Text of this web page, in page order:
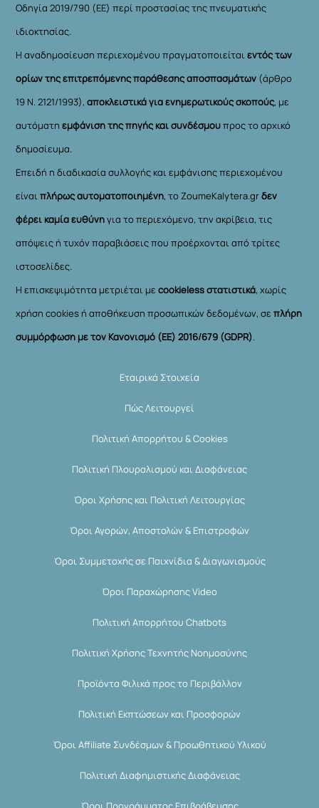
Οδηγία 2019/790 (ΕΕ) περί προστασίας της πνευματικής
ιδιοκτησίας.
Η αναδημοσίευση περιεχομένου πραγματοποιείταιεντός των
ορίων της επιτρεπόμενης παράθεσης αποσπασμάτων (άρθρο
19 Ν. 2121/1993), αποκλειστικά για ενημερωτικούς σκοπούς, με
αυτόματηεμφάνιση της πηγής και συνδέσμουπρος το αρχικό
δημοσίευμα.
Επειδή η διαδικασία συλλογής και εμφάνισης περιεχομένου
είναιπλήρως αυτοματοποιημένη, το ZoumeKalytera.grδεν
φέρει καμία ευθύνηγια το περιεχόμενο, την ακρίβεια, τις
απόψεις ή τυχόν παραβιάσεις που προέρχονται από τρίτες
ιστοσελίδες.
Η επισκεψιμότητα μετριέται μεcookieless στατιστικά, χωρίς
χρήση cookies ή αποθήκευση προσωπικών δεδομένων, σεπλήρη
συμμόρφωση με τον Κανονισμό (ΕΕ) 2016/679 (GDPR).
Εταιρικά Στοιχεία
Πώς Λειτουργεί
Πολιτική Απορρήτου & Cookies
Πολιτική Πλουραλισμού και Διαφάνειας
Όροι Χρήσης και Πολιτική Λειτουργίας
Όροι Αγορών, Αποστολών & Επιστροφών
Όροι Συμμετοχής σε Παιχνίδια & Διαγωνισμούς
Όροι Παραχώρησης Video
Πολιτική Απορρήτου Chatbots
Πολιτική Χρήσης Τεχνητής Νοημοσύνης
Προϊόντα Φιλικά προς το Περιβάλλον
Πολιτική Εκπτώσεων και Προσφορών
Όροι Affiliate Συνδέσμων & Προωθητικού Υλικού
Πολιτική Διαφημιστικής Διαφάνειας